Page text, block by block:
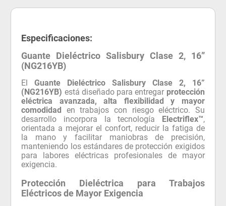
Especificaciones:
Guante Dieléctrico Salisbury Clase 2, 16”
(NG216YB)
ElGuante Dieléctrico Salisbury Clase 2, 16”
(NG216YB) está diseñado para entregar protección
eléctrica avanzada, alta flexibilidad y mayor
comodidad en trabajos con riesgo eléctrico. Su
desarrollo incorpora la tecnología Electriflex™,
orientada a mejorar el confort, reducir la fatiga de
la mano y facilitar maniobras de precisión,
manteniendo los estándares de protección exigidos
para labores eléctricas profesionales de mayor
exigencia.
Protección Dieléctrica para Trabajos
Eléctricos de Mayor Exigencia